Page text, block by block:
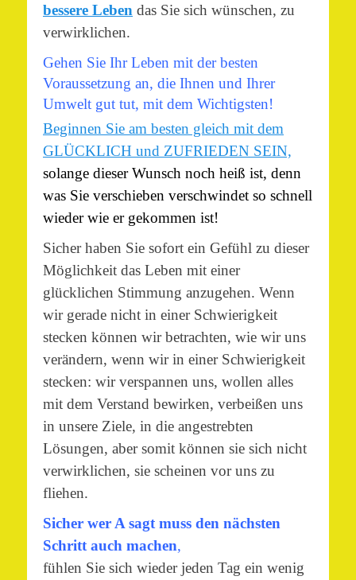
bessere Leben das Sie sich wünschen, zu
verwirklichen.
Gehen Sie Ihr Leben mit der besten
Voraussetzung an, die Ihnen und Ihrer
Umwelt gut tut, mit dem Wichtigsten!
Beginnen Sie am besten gleich mit dem
GLÜCKLICH und ZUFRIEDEN SEIN,
solange dieser Wunsch noch heiß ist, denn
was Sie verschieben verschwindet so schnell
wieder wie er gekommen ist!
Sicher haben Sie sofort ein Gefühl zu dieser
Möglichkeit das Leben mit einer
glücklichen Stimmung anzugehen. Wenn
wir gerade nicht in einer Schwierigkeit
stecken können wir betrachten, wie wir uns
verändern, wenn wir in einer Schwierigkeit
stecken: wir verspannen uns, wollen alles
mit dem Verstand bewirken, verbeißen uns
in unsere Ziele, in die angestrebten
Lösungen, aber somit können sie sich nicht
verwirklichen, sie scheinen vor uns zu
fliehen.
Sicher wer A sagt muss den nächsten
Schritt auch machen,
fühlen Sie sich wieder jeden Tag ein wenig